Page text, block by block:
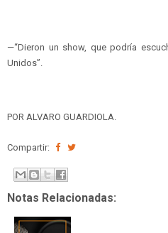
—“Dieron un show, que podría
Unidos”.
POR ALVARO GUARDIOLA.
Compartir:
Notas Relacionadas: